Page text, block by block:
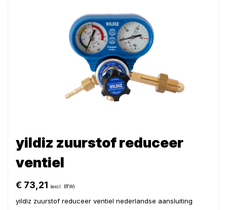
yildiz zuurstof reduceer
ventiel
€ 73,21 (excl. BTW)
yildiz zuurstof reduceer ventiel nederlandse aansluiting